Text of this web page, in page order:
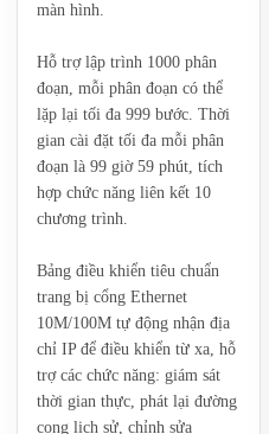
màn hình.
Hỗ trợ lập trình 1000 phân
đoạn, mỗi phân đoạn có thể
lặp lại tối đa 999 bước. Thời
gian cài đặt tối đa mỗi phân
đoạn là 99 giờ 59 phút, tích
hợp chức năng liên kết 10
chương trình.
Bảng điều khiển tiêu chuẩn
trang bị cổng Ethernet
10M/100M tự động nhận địa
chỉ IP để điều khiển từ xa, hỗ
trợ các chức năng: giám sát
thời gian thực, phát lại đường
cong lịch sử, chỉnh sửa